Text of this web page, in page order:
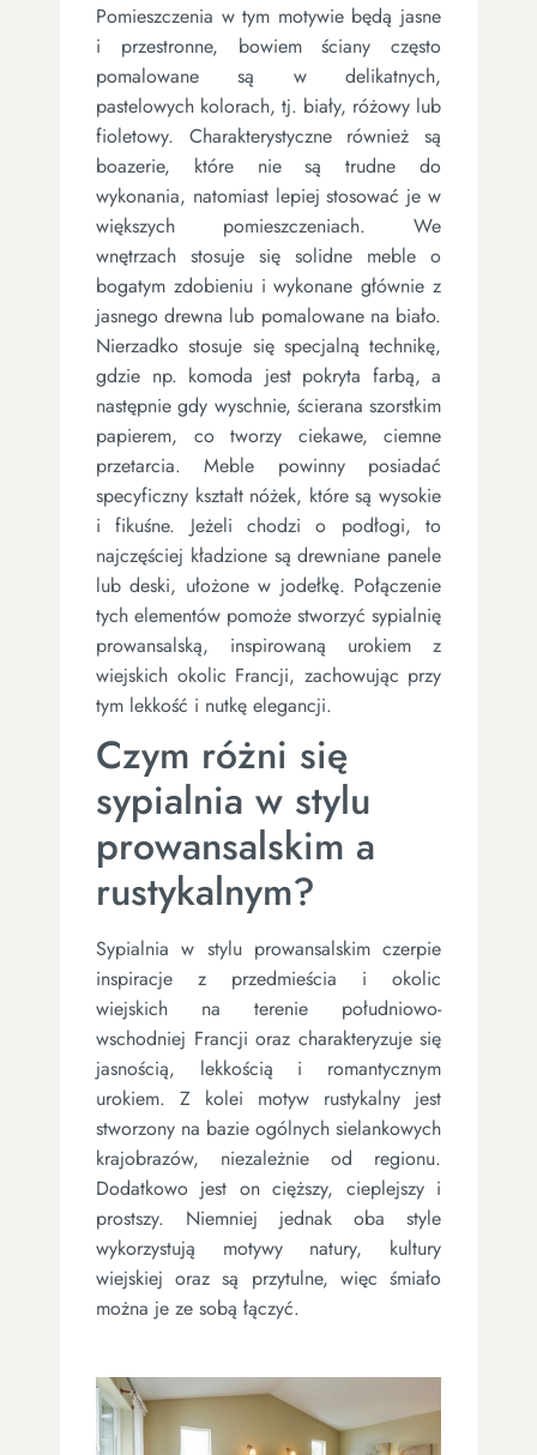
Pomieszczenia w tym motywie będą jasne
i przestronne, bowiem ściany często
pomalowane są w delikatnych,
pastelowych kolorach, tj. biały, różowy lub
fioletowy. Charakterystyczne również są
boazerie, które nie są trudne do
wykonania, natomiast lepiej stosować je w
większych pomieszczeniach. We
wnętrzach stosuje się solidne meble o
bogatym zdobieniu i wykonane głównie z
jasnego drewna lub pomalowane na biało.
Nierzadko stosuje się specjalną technikę,
gdzie np. komoda jest pokryta farbą, a
następnie gdy wyschnie, ścierana szorstkim
papierem, co tworzy ciekawe, ciemne
przetarcia. Meble powinny posiadać
specyficzny kształt nóżek, które są wysokie
i fikuśne. Jeżeli chodzi o podłogi, to
najczęściej kładzione są drewniane panele
lub deski, ułożone w jodełkę. Połączenie
tych elementów pomoże stworzyć sypialnię
prowansalską, inspirowaną urokiem z
wiejskich okolic Francji, zachowując przy
tym lekkość i nutkę elegancji.
Czym różni się
sypialnia w stylu
prowansalskim a
rustykalnym?
Sypialnia w stylu prowansalskim czerpie
inspiracje z przedmieścia i okolic
wiejskich na terenie południowo-
wschodniej Francji oraz charakteryzuje się
jasnością, lekkością i romantycznym
urokiem. Z kolei motyw rustykalny jest
stworzony na bazie ogólnych sielankowych
krajobrazów, niezależnie od regionu.
Dodatkowo jest on cięższy, cieplejszy i
prostszy. Niemniej jednak oba style
wykorzystują motywy natury, kultury
wiejskiej oraz są przytulne, więc śmiało
można je ze sobą łączyć.